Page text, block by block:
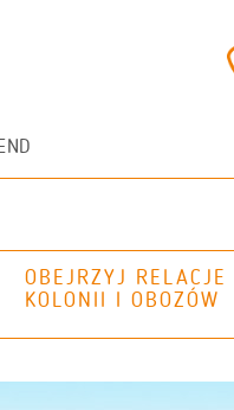
OBEJRZYJ
KOLONII I OBOZÓW